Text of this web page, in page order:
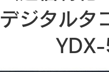
デジタルタ